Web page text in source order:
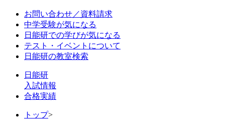
お問い合わせ／資料請求
中学受験が気になる
日能研での学びが気になる
テスト・イベントについて
日能研の教室検索
日能研
入試情報
合格実績
トップ>